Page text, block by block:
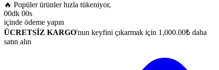
🔥 Popüler ürünler hızla tükeniyor,
00dk 00s
içinde ödeme yapın
ÜCRETSİZ KARGO'nun keyfini çıkarmak için 1,000.00₺ daha
satın alın